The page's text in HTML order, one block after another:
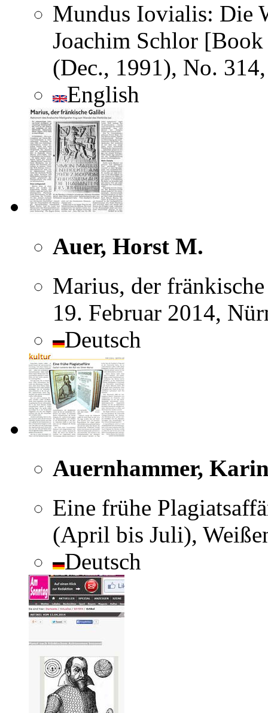
Mundus Iovialis: Die
Joachim Schlor
(Dec., 1991), No.
English
Auer, Horst M.
Marius, der
19. Februar 2014,
Deutsch
Auernhammer,
Eine frühe
(April bis Juli),
Deutsch